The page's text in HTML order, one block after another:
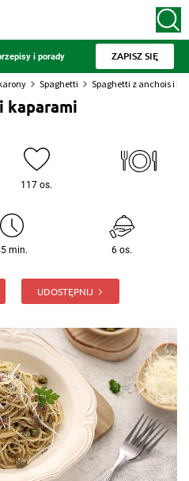
i porady ZAPISZ SIĘ
Spaghetti Spaghetti z anchois i
kaparami
117 os.
min. 6 os.
UDOSTĘPNIJ